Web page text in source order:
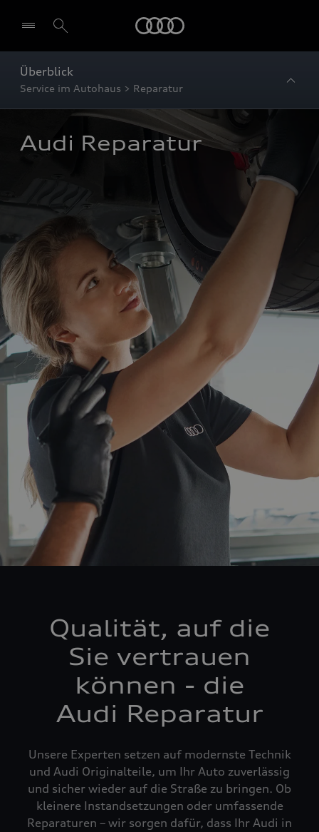
Überblick
Service im Autohaus > Reparatur
Audi Reparatur
Qualität, auf die
Sie vertrauen
können - die
Audi Reparatur
Unsere Experten setzen auf modernste Technik
und Audi Originalteile, um Ihr Auto zuverlässig
und sicher wieder auf die Straße zu bringen. Ob
kleinere Instandsetzungen oder umfassende
Reparaturen – wir sorgen dafür, dass Ihr Audi in